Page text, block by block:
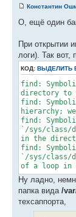
Константин
О, ещё один
При открытии
логи). Так вот,
КОД: ВЫДЕЛИТЬ
find:
directory to
find:
hierarchy;
find:
`/sys/class/
in the
find:
`/sys/class/
of a loop in
Ну ладно,
папка вида /
техсаппорта,